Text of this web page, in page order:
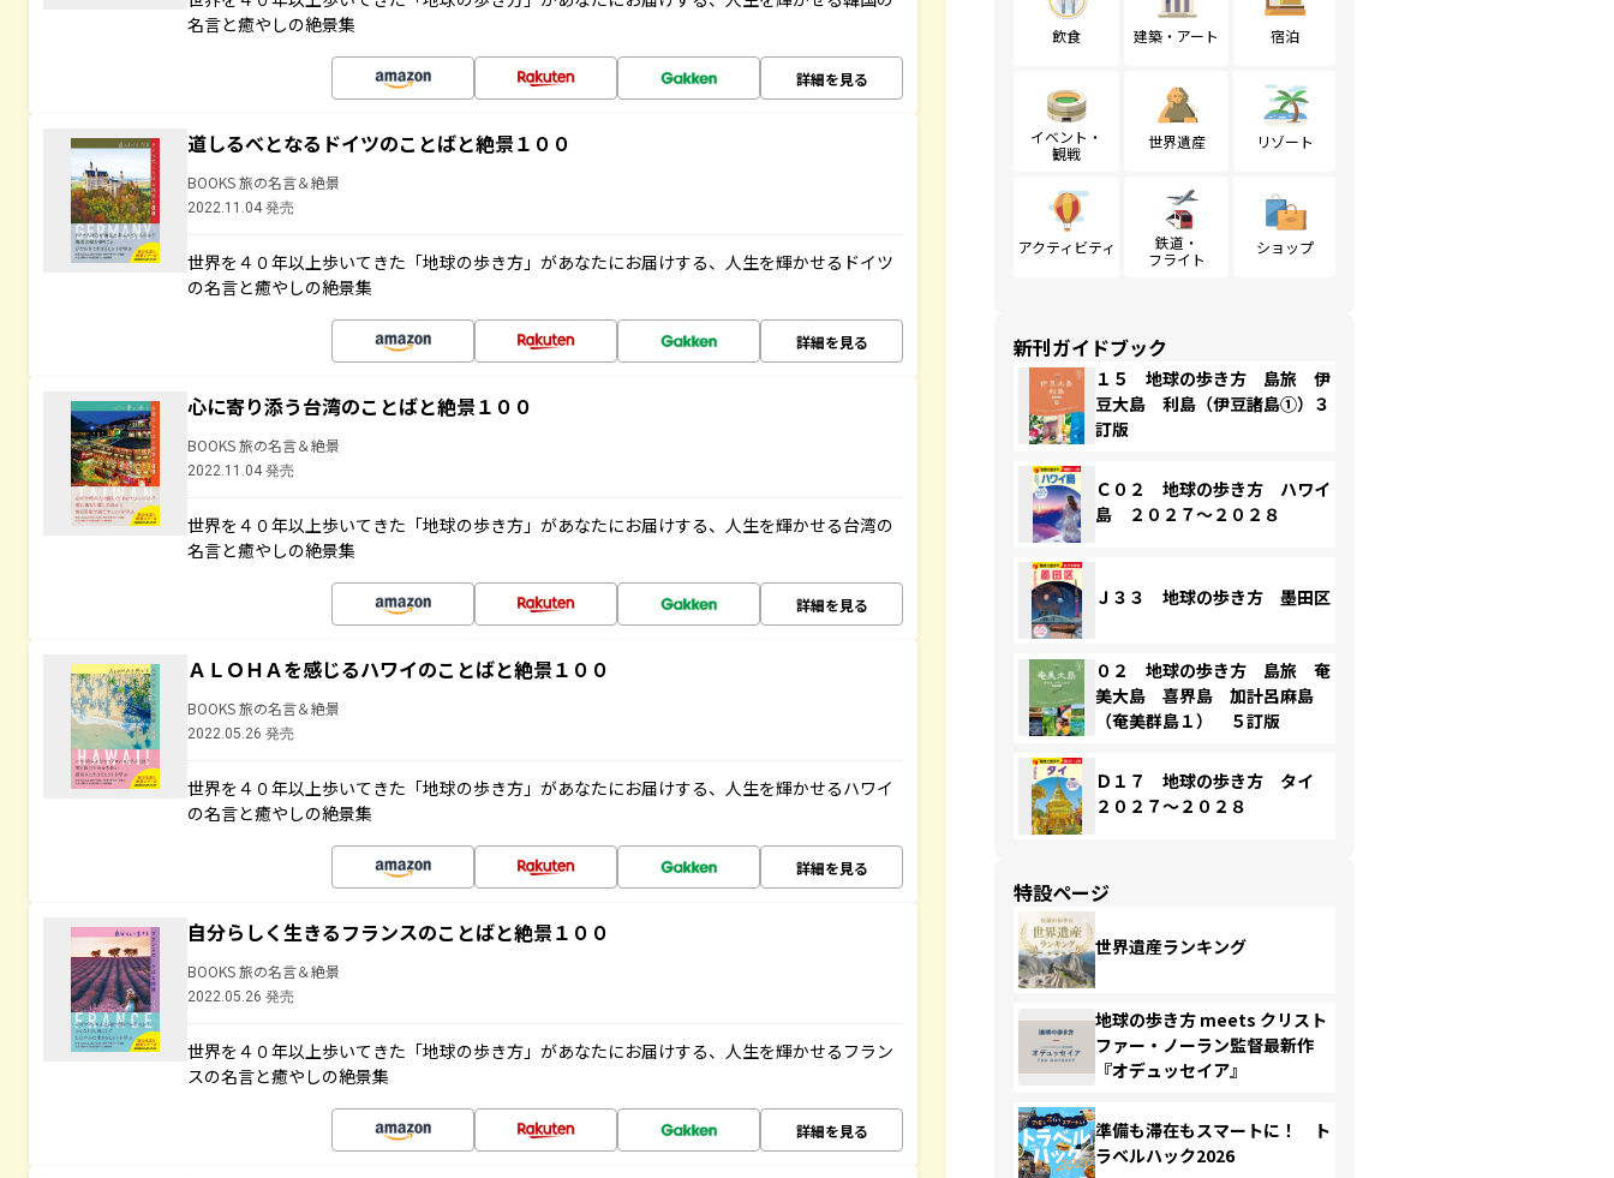
名言と癒やしの絶景集
詳細を見る
道しるべとなるドイツのことばと絶景１００
BOOKS 旅の名言＆絶景
2022.11.04 発売
世界を４０年以上歩いてきた「地球の歩き方」があなたにお届けする、人生を輝かせるドイツ
の名言と癒やしの絶景集
詳細を見る
心に寄り添う台湾のことばと絶景１００
BOOKS 旅の名言＆絶景
2022.11.04 発売
世界を４０年以上歩いてきた「地球の歩き方」があなたにお届けする、人生を輝かせる台湾の
名言と癒やしの絶景集
詳細を見る
ＡＬＯＨＡを感じるハワイのことばと絶景１００
BOOKS 旅の名言＆絶景
2022.05.26 発売
世界を４０年以上歩いてきた「地球の歩き方」があなたにお届けする、人生を輝かせるハワイ
の名言と癒やしの絶景集
詳細を見る
自分らしく生きるフランスのことばと絶景１００
BOOKS 旅の名言＆絶景
2022.05.26 発売
世界を４０年以上歩いてきた「地球の歩き方」があなたにお届けする、人生を輝かせるフラン
スの名言と癒やしの絶景集
詳細を見る
飲食 建築・アート 宿泊
イベント・
観戦
世界遺産 リゾート
アクティビティ
鉄道・
フライト
ショップ
新刊ガイドブック
１５ 地球の歩き方 島旅 伊
豆大島 利島（伊豆諸島①）３
訂版
Ｃ０２ 地球の歩き方 ハワイ
島 ２０２７～２０２８
Ｊ３３ 地球の歩き方 墨田区
０２ 地球の歩き方 島旅 奄
美大島 喜界島 加計呂麻島
（奄美群島１） ５訂版
Ｄ１７ 地球の歩き方 タイ
２０２７～２０２８
特設ページ
世界遺産ランキング
地球の歩き方 meets クリスト
ファー・ノーラン監督最新作
『オデュッセイア』
準備も滞在もスマートに！ ト
ラベルハック2026